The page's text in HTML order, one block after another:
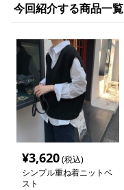
今回紹介する商品一覧
¥3,620(税込)
シンプル重ね着ニットベ
スト